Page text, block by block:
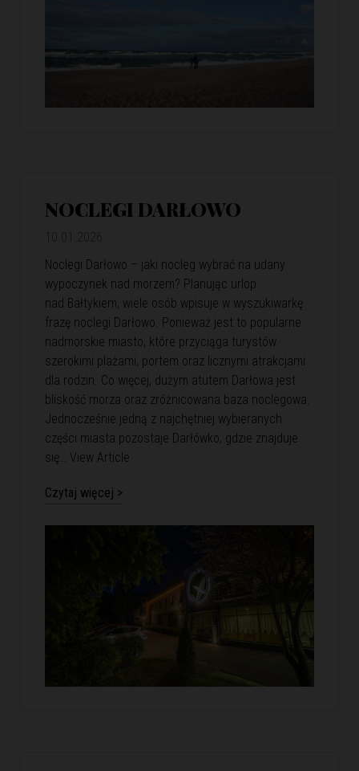
NOCLEGI DARŁOWO
Noclegi Darłowo – jaki nocleg wybrać na udany
wypoczynek nad morzem? Planując urlop
nad Bałtykiem, wiele osób wpisuje w wyszukiwarkę
frazę noclegi Darłowo. Ponieważ jest to popularne
nadmorskie miasto, które przyciąga turystów
szerokimi plażami, portem oraz licznymi atrakcjami
dla rodzin. Co więcej, dużym atutem Darłowa jest
bliskość morza oraz zróżnicowana baza noclegowa.
Jednocześnie jedną z najchętniej wybieranych
części miasta pozostaje Darłówko, gdzie znajduje
się… View Article
Czytaj więcej >